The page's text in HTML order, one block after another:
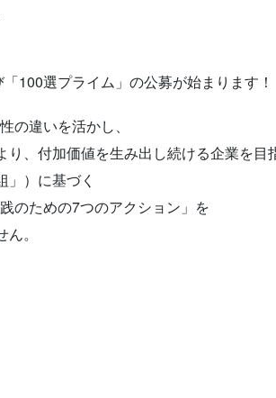
100選プライム」の公募が始まります！
の違いを活かし、
、付加価値を生み出し続ける企業を目
）に基づく
のための7つのアクション」を
。